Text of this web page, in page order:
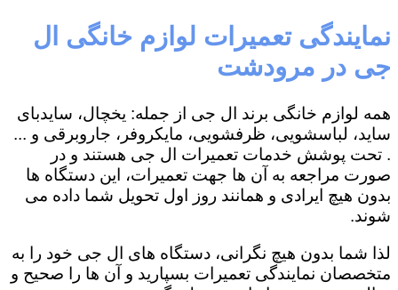
نمایندگی تعمیرات لوازم خانگی ال
جی در مرودشت
همه لوازم خانگی برند ال جی از جمله: یخچال، سایدبای
ساید، لباسشویی، ظرفشویی، مایکروفر، جاروبرقی و ...
. تحت پوشش خدمات تعمیرات ال جی هستند و در
صورت مراجعه به آن ها جهت تعمیرات، این دستگاه ها
بدون هیچ ایرادی و همانند روز اول تحویل شما داده می
شوند.
لذا شما بدون هیچ نگرانی، دستگاه های ال جی خود را به
متخصصان نمایندگی تعمیرات بسپارید و آن ها را صحیح و